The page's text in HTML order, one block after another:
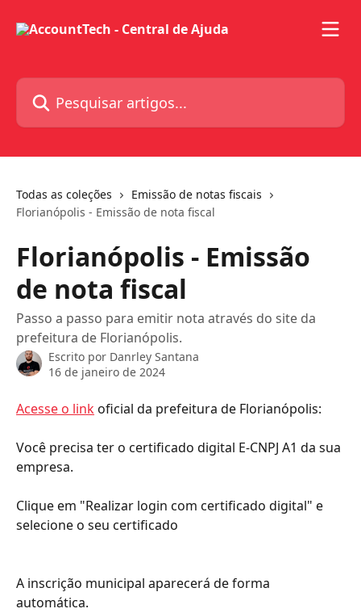
Pesquisar artigos...
Todas as coleções
Emissão de notas fiscais
Florianópolis - Emissão de nota fiscal
Florianópolis - Emissão
de nota fiscal
Passo a passo para emitir nota através do site da
prefeitura de Florianópolis.
Escrito por Danrley Santana
16 de janeiro de 2024
Acesse o link oficial da prefeitura de Florianópolis:
Você precisa ter o certificado digital E-CNPJ A1 da sua
empresa.
Clique em "Realizar login com certificado digital" e
selecione o seu certificado
A inscrição municipal aparecerá de forma
automática.